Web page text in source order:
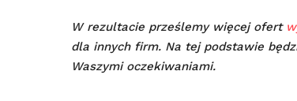
W rezultacie prześlemy więcej ofert
dla innych firm. Na tej podstawie
Waszymi oczekiwaniami.